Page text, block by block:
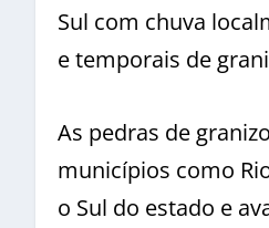
Sul com chuva
e temporais de
As pedras de
municípios como
o Sul do estado e